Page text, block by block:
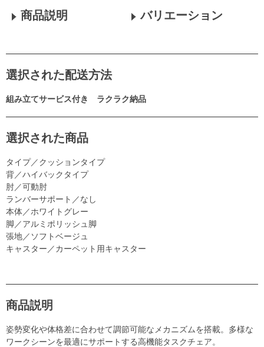
商品説明 バリエーション
選択された配送方法
組み立てサービス付き ラクラク納品
選択された商品
タイプ／クッションタイプ
背／ハイバックタイプ
肘／可動肘
ランバーサポート／なし
本体／ホワイトグレー
脚／アルミポリッシュ脚
張地／ソフトベージュ
キャスター／カーペット用キャスター
商品説明
姿勢変化や体格差に合わせて調節可能なメカニズムを搭載。多様な
ワークシーンを最適にサポートする高機能タスクチェア。